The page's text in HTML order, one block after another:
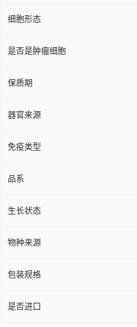
细胞形态
是否是肿瘤细胞
保质期
器官来源
免疫类型
品系
生长状态
物种来源
包装规格
是否进口